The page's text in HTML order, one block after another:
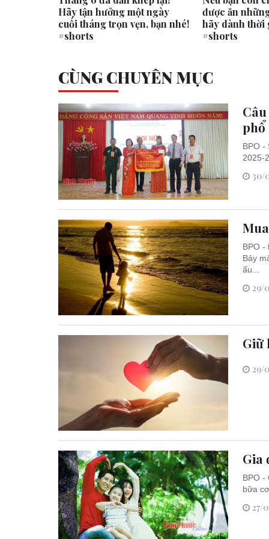
Hãy tận hưởng một ngày
cuối tháng trọn vẹn, bạn nhé!
#shorts
được ăn
hãy dành thời
#shorts
CÙNG CHUYÊN MỤC
phổ
BPO -
2025-
30/
BPO -
Bảy
ấu...
29/
Giữ
29/
Gia
BPO -
bữa
27/